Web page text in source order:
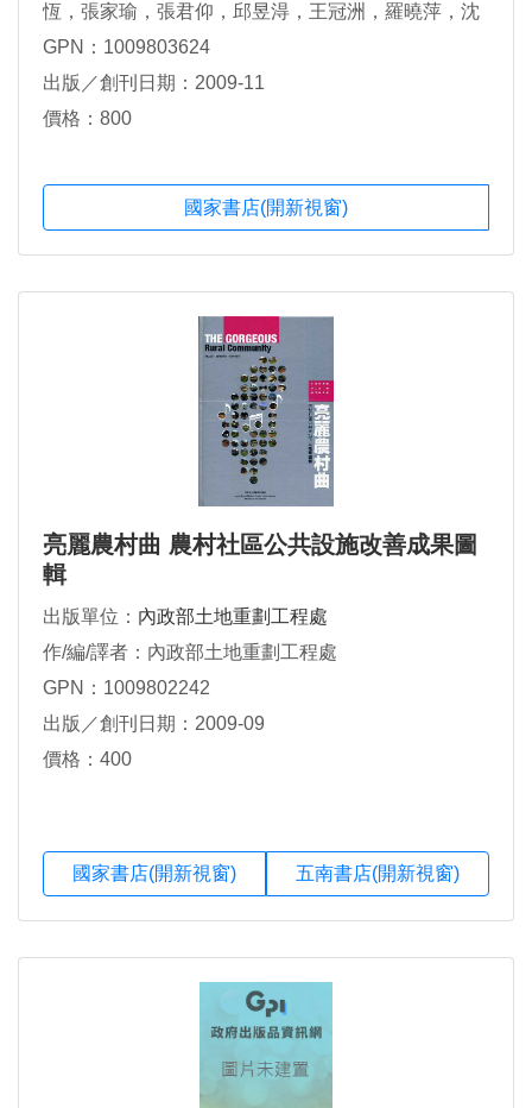
恆，張家瑜，張君仰，邱昱淂，王冠洲，羅曉萍，沈
建宏，蔡美慧，翁綺霞，廖翌鵬，黃志仁，林世忠，
GPN：1009803624
出版／創刊日期：2009-11
價格：800
國家書店(開新視窗)
亮麗農村曲 農村社區公共設施改善成果圖
輯
出版單位： 內政部土地重劃工程處
作/編/譯者：內政部土地重劃工程處
GPN：1009802242
出版／創刊日期：2009-09
價格：400
國家書店(開新視窗) 五南書店(開新視窗)